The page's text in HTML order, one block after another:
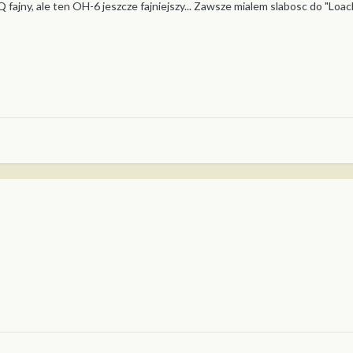
ale ten OH-6 jeszcze fajniejszy... Zawsze mialem slabosc do